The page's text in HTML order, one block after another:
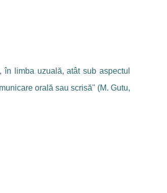
limba uzuală, atât sub aspectul
orală sau scrisă" (M. Gutu,